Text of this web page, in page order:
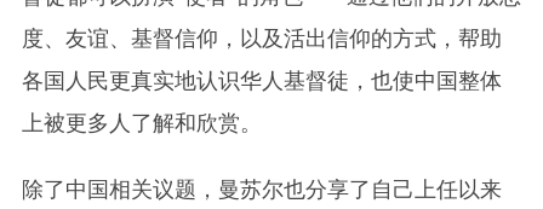
度、友谊、基督信仰，以及活出信仰的方式，帮助
各国人民更真实地认识华人基督徒，也使中国整体
上被更多人了解和欣赏。
除了中国相关议题，曼苏尔也分享了自己上任以来